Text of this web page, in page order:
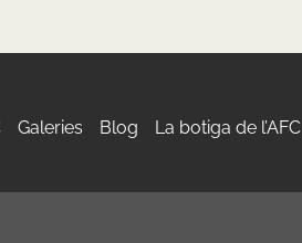
Galeries Blog La botiga de l’AFC